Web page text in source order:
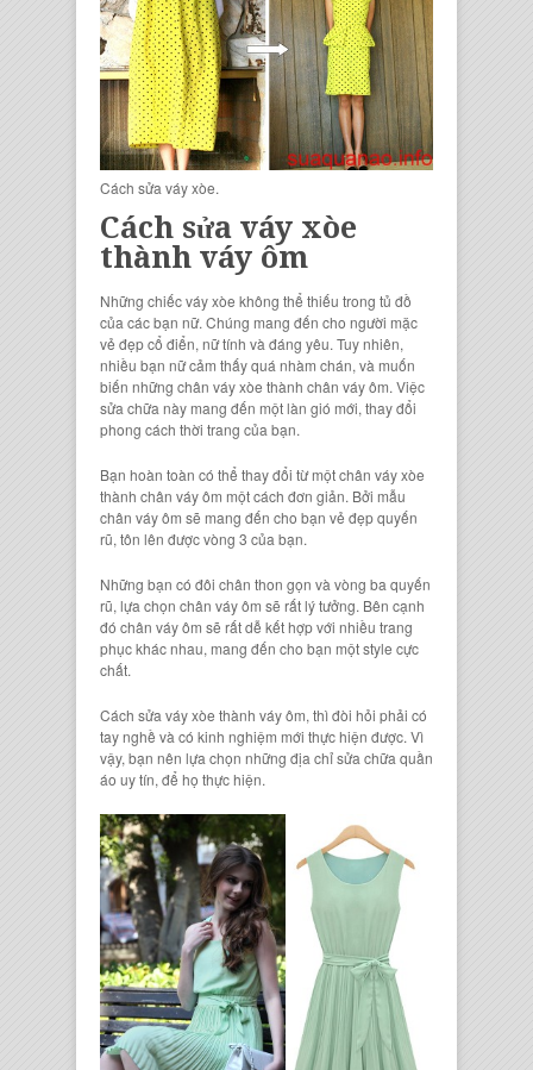
Cách sửa váy xòe.
Cách sửa váy xòe
thành váy ôm
Những chiếc váy xòe không thể thiếu trong tủ đồ
của các bạn nữ. Chúng mang đến cho người mặc
vẻ đẹp cổ điển, nữ tính và đáng yêu. Tuy nhiên,
nhiều bạn nữ cảm thấy quá nhàm chán, và muốn
biến những chân váy xòe thành chân váy ôm. Việc
sửa chữa này mang đến một làn gió mới, thay đổi
phong cách thời trang của bạn.
Bạn hoàn toàn có thể thay đổi từ một chân váy xòe
thành chân váy ôm một cách đơn giản. Bởi mẫu
chân váy ôm sẽ mang đến cho bạn vẻ đẹp quyến
rũ, tôn lên được vòng 3 của bạn.
Những bạn có đôi chân thon gọn và vòng ba quyến
rũ, lựa chọn chân váy ôm sẽ rất lý tưởng. Bên cạnh
đó chân váy ôm sẽ rất dễ kết hợp với nhiều trang
phục khác nhau, mang đến cho bạn một style cực
chất.
Cách sửa váy xòe thành váy ôm, thì đòi hỏi phải có
tay nghề và có kinh nghiệm mới thực hiện được. Vì
vậy, bạn nên lựa chọn những địa chỉ sửa chữa quần
áo uy tín, để họ thực hiện.